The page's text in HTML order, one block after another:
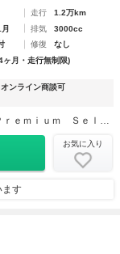
走行
1.2万km
排気
3000cc
修復
なし
ヶ月・走行無制限)
オンライン商談可
Ｋｏｂｅ ＢＭＷ ＢＭＷ Ｐｒｅｍｉｕｍ Ｓｅｌｅｃｔｉｏｎ 三宮
お気に入り
ます